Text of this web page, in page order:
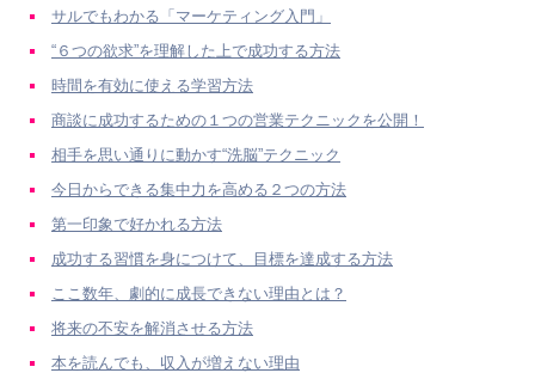
サルでもわかる「マーケティング入門」
“６つの欲求”を理解した上で成功する方法
時間を有効に使える学習方法
商談に成功するための１つの営業テクニックを公開！
相手を思い通りに動かす“洗脳”テクニック
今日からできる集中力を高める２つの方法
第一印象で好かれる方法
成功する習慣を身につけて、目標を達成する方法
ここ数年、劇的に成長できない理由とは？
将来の不安を解消させる方法
本を読んでも、収入が増えない理由